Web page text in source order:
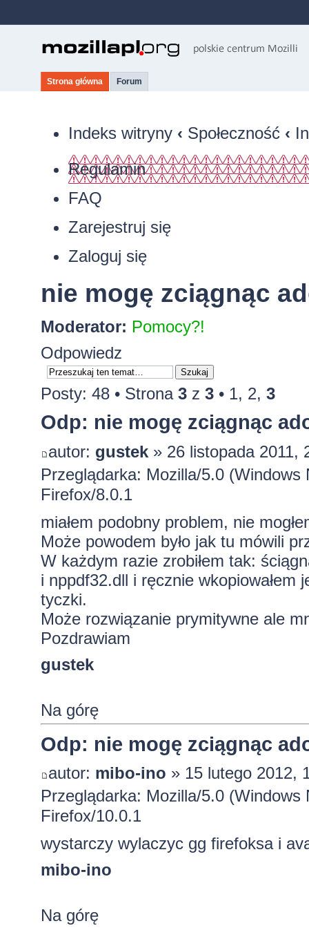
Strona główna Forum
Indeks witryny ‹ Społeczność ‹
Regulamin
FAQ
Zarejestruj się
Zaloguj się
nie mogę zciągnąc
Moderator: Pomocy?!
Odpowiedz
Posty: 48 • Strona 3z 3• 1, 2, 3
Odp: nie mogę zciągnąc
autor: gustek» 26 listopada 2011,
Przeglądarka: Mozilla/5.0
Firefox/8.0.1
miałem podobny problem, nie
Może powodem było jak tu mówili
W każdym razie zrobiłem tak:
i nppdf32.dll i ręcznie
tyczki.
Może rozwiązanie prymitywne ale
Pozdrawiam
gustek
Na górę
Odp: nie mogę zciągnąc
autor: mibo-ino » 15 lutego 2012,
Przeglądarka: Mozilla/5.0
Firefox/10.0.1
wystarczy wylaczyc gg firefoksa i
mibo-ino
Na górę